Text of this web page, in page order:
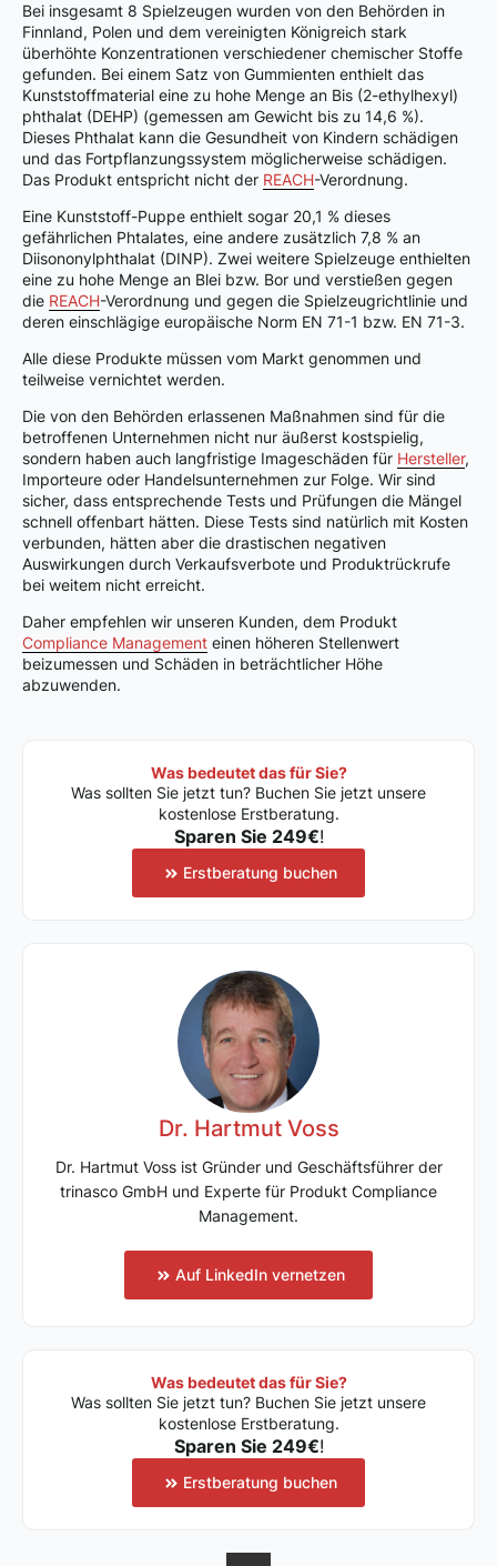
Bei insgesamt 8 Spielzeugen wurden von den Behörden in
Finnland, Polen und dem vereinigten Königreich stark
überhöhte Konzentrationen verschiedener chemischer Stoffe
gefunden. Bei einem Satz von Gummienten enthielt das
Kunststoffmaterial eine zu hohe Menge an Bis (2-ethylhexyl)
phthalat (DEHP) (gemessen am Gewicht bis zu 14,6 %).
Dieses Phthalat kann die Gesundheit von Kindern schädigen
und das Fortpflanzungssystem möglicherweise schädigen.
Das Produkt entspricht nicht der REACH-Verordnung.
Eine Kunststoff-Puppe enthielt sogar 20,1 % dieses
gefährlichen Phtalates, eine andere zusätzlich 7,8 % an
Diisononylphthalat (DINP). Zwei weitere Spielzeuge enthielten
eine zu hohe Menge an Blei bzw. Bor und verstießen gegen
die REACH-Verordnung und gegen die Spielzeugrichtlinie und
deren einschlägige europäische Norm EN 71-1 bzw. EN 71-3.
Alle diese Produkte müssen vom Markt genommen und
teilweise vernichtet werden.
Die von den Behörden erlassenen Maßnahmen sind für die
betroffenen Unternehmen nicht nur äußerst kostspielig,
sondern haben auch langfristige Imageschäden für Hersteller,
Importeure oder Handelsunternehmen zur Folge. Wir sind
sicher, dass entsprechende Tests und Prüfungen die Mängel
schnell offenbart hätten. Diese Tests sind natürlich mit Kosten
verbunden, hätten aber die drastischen negativen
Auswirkungen durch Verkaufsverbote und Produktrückrufe
bei weitem nicht erreicht.
Daher empfehlen wir unseren Kunden, dem Produkt
Compliance Management einen höheren Stellenwert
beizumessen und Schäden in beträchtlicher Höhe
abzuwenden.
Was bedeutet das für Sie?
Was sollten Sie jetzt tun? Buchen Sie jetzt unsere
kostenlose Erstberatung.
Sparen Sie 249€!
Erstberatung buchen
Dr. Hartmut Voss
Dr. Hartmut Voss ist Gründer und Geschäftsführer der
trinasco GmbH und Experte für Produkt Compliance
Management.
Auf LinkedIn vernetzen
Was bedeutet das für Sie?
Was sollten Sie jetzt tun? Buchen Sie jetzt unsere
kostenlose Erstberatung.
Sparen Sie 249€!
Erstberatung buchen